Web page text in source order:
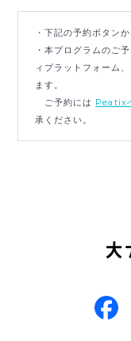
・下記の予約ボタン
・本プログラムのご
ィプラットフォーム
ます。
ご予約には Peatix
承ください。